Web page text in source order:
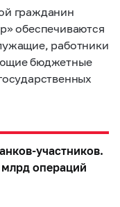
гражданин
обеспечиваются
работники
бюджетные
участников.
операций